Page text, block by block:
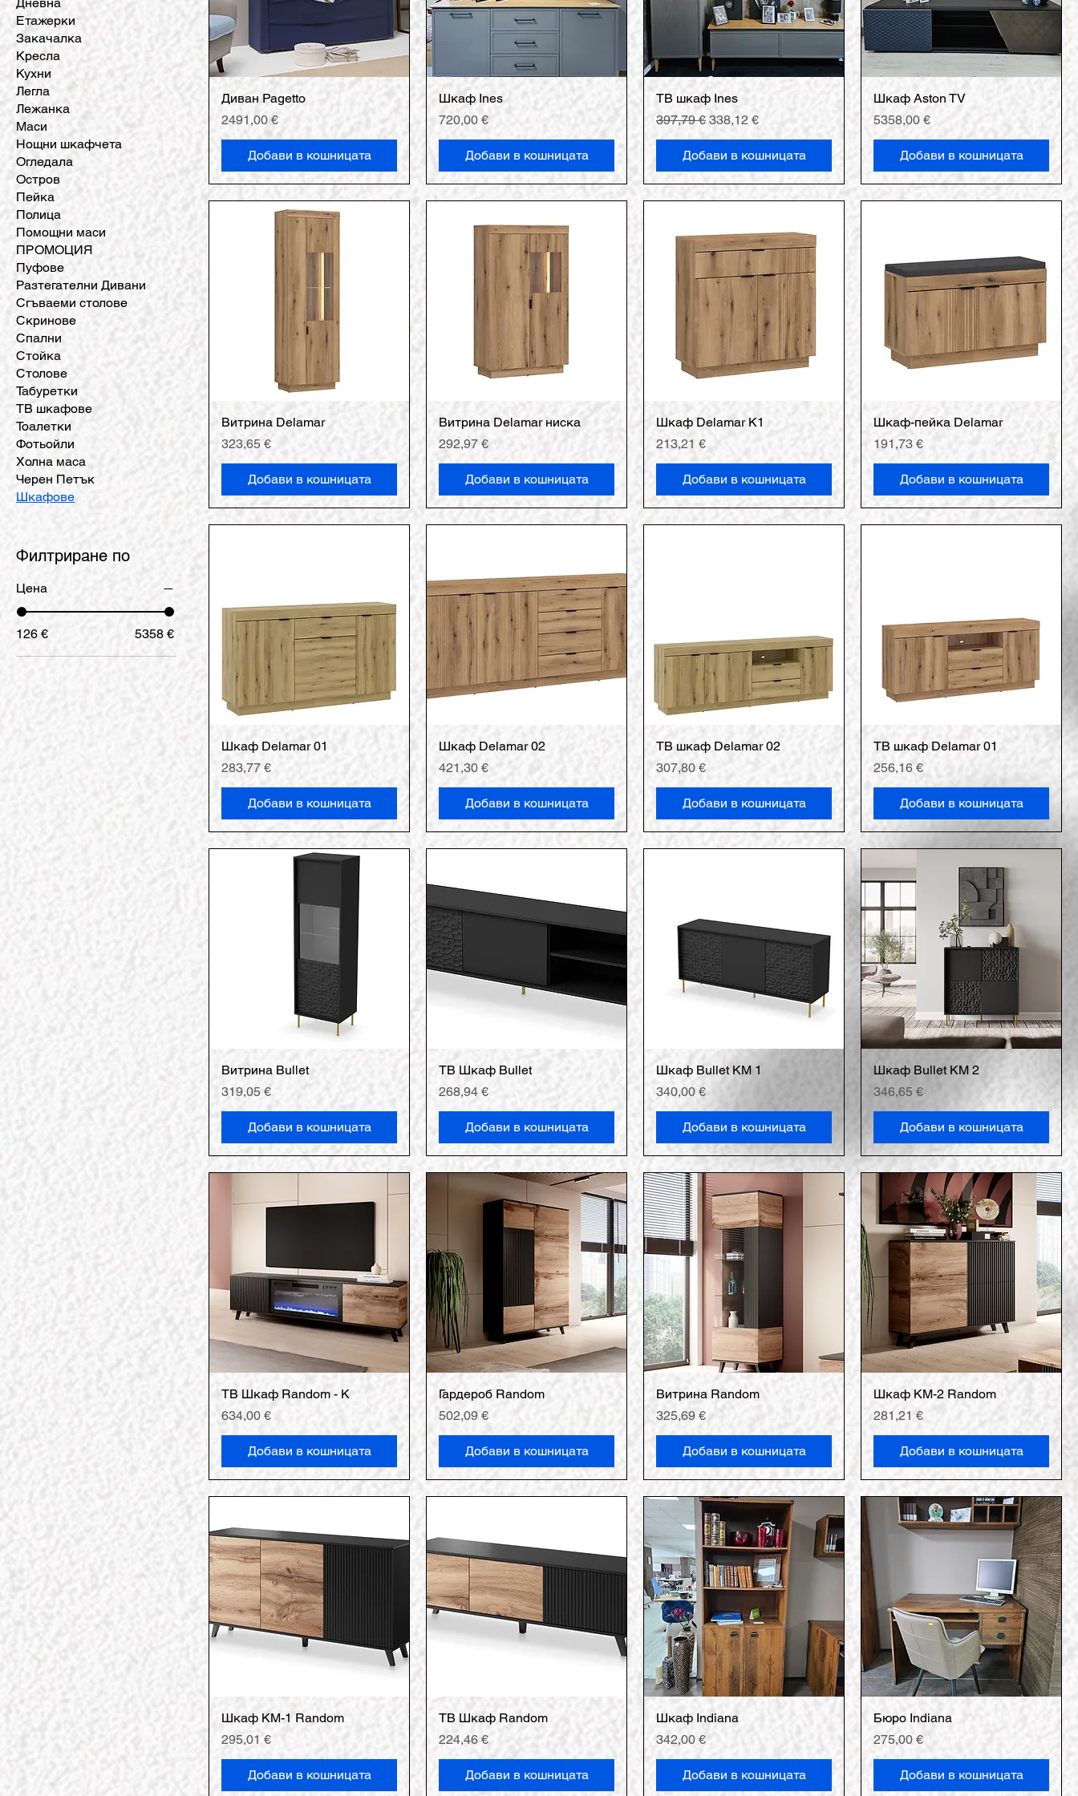
Етажерки
Закачалка
Кресла
Кухни
Легла
Лежанка
Маси
Нощни шкафчета
Огледала
Остров
Пейка
Полица
Помощни маси
ПРОМОЦИЯ
Пуфове
Разтегателни Дивани
Сгъваеми столове
Скринове
Спални
Стойка
Столове
Табуретки
ТВ шкафове
Тоалетки
Фотьойли
Холна маса
Черен Петък
Шкафове
Филтриране по
Цена
126 € 5358 €
Диван Pagetto
Цена
2491,00 €
Добави в кошницата
Шкаф Ines
Цена
720,00 €
Добави в кошницата
ТВ шкаф Ines
Редовна цена
397,79 € Продажна цена
338,12 €
Добави в кошницата
Шкаф Aston TV
Цена
5358,00 €
Добави в кошницата
Витрина Delamar
Цена
323,65 €
Добави в кошницата
Витрина Delamar ниска
Цена
292,97 €
Добави в кошницата
Шкаф Delamar K1
Цена
213,21 €
Добави в кошницата
Шкаф-пейка Delamar
Цена
191,73 €
Добави в кошницата
Шкаф Delamar 01
Цена
283,77 €
Добави в кошницата
Шкаф Delamar 02
Цена
421,30 €
Добави в кошницата
ТВ шкаф Delamar 02
Цена
307,80 €
Добави в кошницата
ТВ шкаф Delamar 01
Цена
256,16 €
Добави в кошницата
Витрина Bullet
Цена
319,05 €
Добави в кошницата
ТВ Шкаф Bullet
Цена
268,94 €
Добави в кошницата
Шкаф Bullet КМ 1
Цена
340,00 €
Добави в кошницата
Шкаф Bullet KM 2
Цена
346,65 €
Добави в кошницата
ТВ Шкаф Random - K
Цена
634,00 €
Добави в кошницата
Гардероб Random
Цена
502,09 €
Добави в кошницата
Витрина Random
Цена
325,69 €
Добави в кошницата
Шкаф КМ-2 Random
Цена
281,21 €
Добави в кошницата
Шкаф КМ-1 Random
Цена
295,01 €
Добави в кошницата
ТВ Шкаф Random
Цена
224,46 €
Добави в кошницата
Шкаф Indiana
Цена
342,00 €
Добави в кошницата
Бюро Indiana
Цена
275,00 €
Добави в кошницата